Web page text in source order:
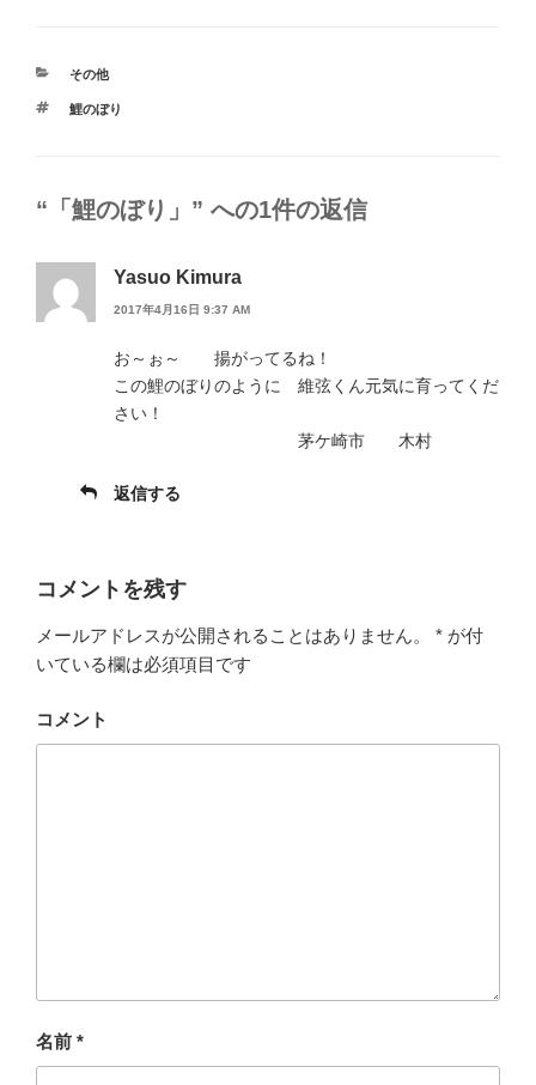
カ
ゴ
その他
タ
鯉のぼり
“「鯉のぼり」” への1件の返信
Yasuo Kimura
2017年4月16日 9:37 AM
お～ぉ～ 揚がってるね！
この鯉のぼりのように 維弦くん元気に育ってくだ
さい！
茅ケ崎市 木村
返信する
コメントを残す
メールアドレスが公開されることはありません。 * が付
いている欄は必須項目です
コメント
名前 *